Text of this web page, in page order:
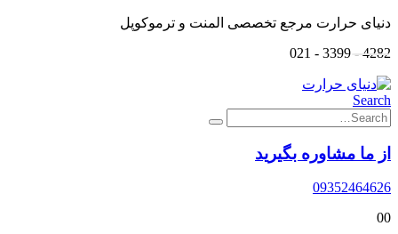
دنیای حرارت مرجع تخصصی المنت و ترموکوپل
4282 - 3399 - 021
Search
از ما مشاوره بگیرید
09352464626
00